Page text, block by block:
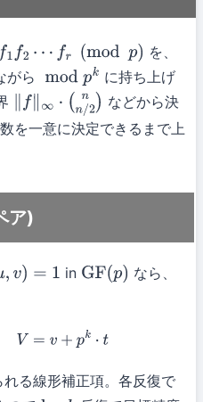
⋯fr( modp
を、
がら
modp k
に持ち上げ
f∥ ∞⋅( n n/2)
などから決
を一意に決定できるまで上
ア)
,v )= 1 in GF( p)
なら、
=v +p k⋅
る線形補正項。各反復で